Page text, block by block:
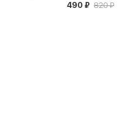
490 ₽ 820 ₽